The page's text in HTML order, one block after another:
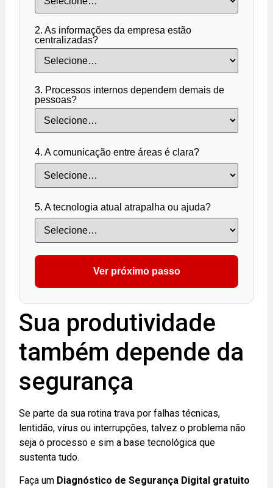
2. As informações da empresa estão
centralizadas?
3. Processos internos dependem demais de
pessoas?
4. A comunicação entre áreas é clara?
5. A tecnologia atual atrapalha ou ajuda?
Ver próximo passo
Sua produtividade
também depende da
segurança
Se parte da sua rotina trava por falhas técnicas,
lentidão, vírus ou interrupções, talvez o problema não
seja o processo e sim a base tecnológica que
sustenta tudo.
Faça um Diagnóstico de Segurança Digital gratuito